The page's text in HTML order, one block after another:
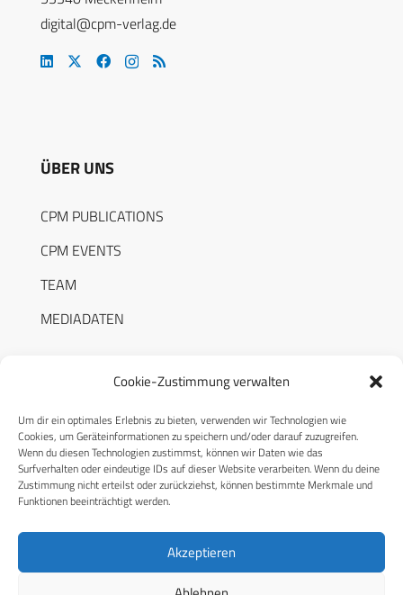
Cookie-Zustimmung verwalten
Um dir ein optimales Erlebnis zu bieten, verwenden wir Technologien wie
Cookies, um Geräteinformationen zu speichern und/oder darauf zuzugreifen.
Wenn du diesen Technologien zustimmst, können wir Daten wie das
Surfverhalten oder eindeutige IDs auf dieser Website verarbeiten. Wenn du deine
Zustimmung nicht erteilst oder zurückziehst, können bestimmte Merkmale und
Funktionen beeinträchtigt werden.
Akzeptieren
digital@cpm-verlag.de
ÜBER UNS
CPM PUBLICATIONS
CPM EVENTS
TEAM
MEDIADATEN
RECHTLICHES
Datenschutzerklärung
Cookie-Richtlinie (EU)